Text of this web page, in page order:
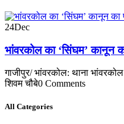
24Dec
भांवरकोल का ‘सिंघम’ कानून
गाजीपुर/ भांवरकोल: थाना
शिवम चौबे0 Comments
All Categories